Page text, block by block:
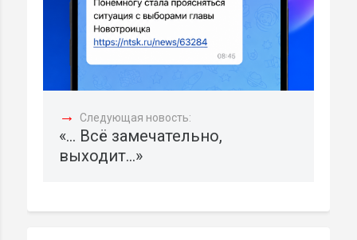
→ Следующая новость:
«... Всё замечательно,
выходит...»